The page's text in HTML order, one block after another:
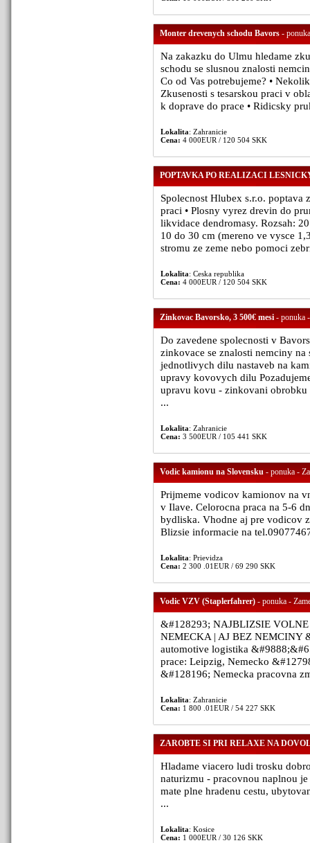
Monter drevenych schodu Bavors-
Na zakazku do Ulmu hledame
schodu se slusnou znalosti
Co od Vas potrebujeme? •
Zkusenosti s tesarskou praci v
k doprave do prace • Ridicsky
Lokalita: Zahranicie
Cena: 4 000EUR / 120 504 SKK
POPTAVKA PO REALIZACI
Spolecnost Hlubex s.r.o. poptava
praci • Plosny vyrez drevin do
likvidace dendromasy. Rozsah:
10 do 30 cm (mereno ve vysce
stromu ze zeme nebo pomoci
Lokalita: Ceska republika
Cena: 4 000EUR / 120 504 SKK
Zinkovac Bavorsko, 3 500€ mesi- ponuka -
Do zavedene spolecnosti v
zinkovace se znalosti nemciny
jednotlivych dilu nastaveb na
upravy kovovych dilu
upravu kovu - zinkovani obrobku
...
Lokalita: Zahranicie
Cena: 3 500EUR / 105 441 SKK
Vodic kamionu na Slovensku- ponuka -
Prijmeme vodicov kamionov na
v Ilave. Celorocna praca na 5-6
bydliska. Vhodne aj pre vodicov
Blizsie informacie na
Lokalita: Prievidza
Cena: 2 300 .01EUR / 69 290 SKK
Vodic VZV (Staplerfahrer)- ponuka -
&#128293; NAJBLIZSIE
NEMECKA | AJ BEZ NEMCINY
automotive logistika
prace: Leipzig, Nemecko
&#128196; Nemecka pracovna
Lokalita: Zahranicie
Cena: 1 800 .01EUR / 54 227 SKK
ZAROBTE SI PRI RELAXE NA
Hladame viacero ludi trosku
naturizmu - pracovnou naplnou
mate plne hradenu cestu,
...
Lokalita: Kosice
Cena: 1 000EUR / 30 126 SKK